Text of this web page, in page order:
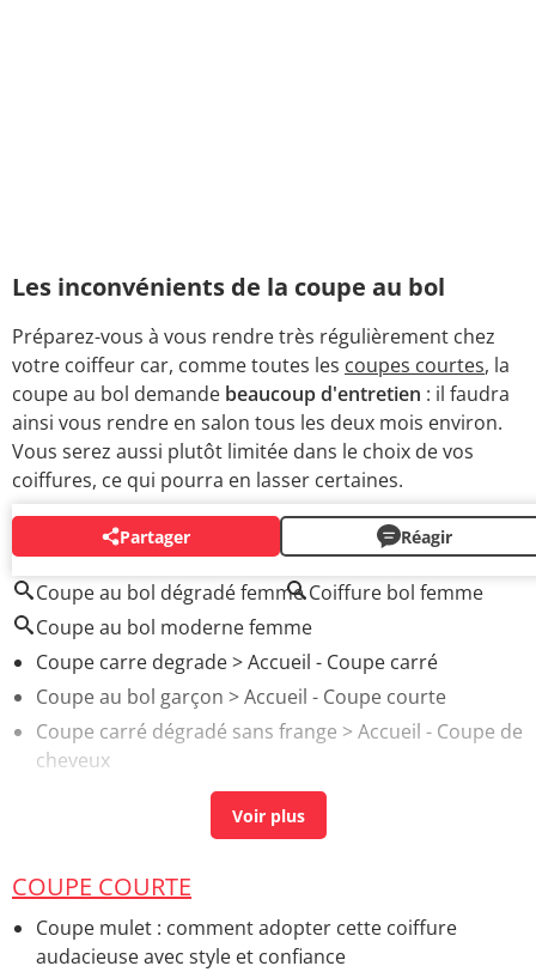
Les inconvénients de la coupe au bol
Préparez-vous à vous rendre très régulièrement chez
votre coiffeur car, comme toutes les coupes courtes, la
coupe au bol demande beaucoup d'entretien : il faudra
ainsi vous rendre en salon tous les deux mois environ.
Vous serez aussi plutôt limitée dans le choix de vos
coiffures, ce qui pourra en lasser certaines.
Partager Réagir
AUTOUR DU MÊME SUJET
Coupe au bol dégradé femme Coiffure bol femme
Coupe au bol moderne femme
Coupe carre degrade> Accueil - Coupe carré
Coupe au bol garçon > Accueil - Coupe courte
Coupe carré dégradé sans frange > Accueil - Coupe de
cheveux
Coupe boule : comment adopter cette coupe courte
> Accueil - Coupe courte
COUPE COURTE
Coupe mulet : comment adopter cette coiffure
audacieuse avec style et confiance